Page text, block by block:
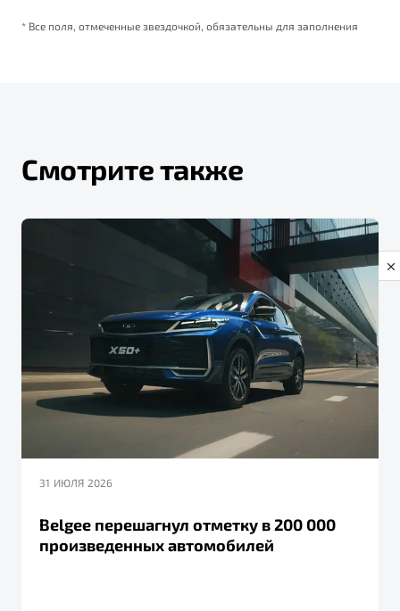
* Все поля, отмеченные звездочкой, обязательны для заполнения
Смотрите также
31 ИЮЛЯ 2026
Belgee перешагнул отметку в 200 000
произведенных автомобилей
Privacy notice